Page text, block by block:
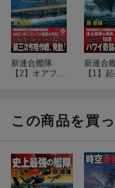
新連合艦隊
【2】オアフ島
新連合
【1】起
この商品を買